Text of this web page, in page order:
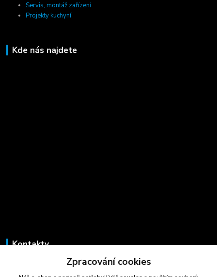
Servis, montáž zařízení
Projekty kuchyní
Kde nás najdete
Kontakty
+420 723 725 881
Zpracování cookies